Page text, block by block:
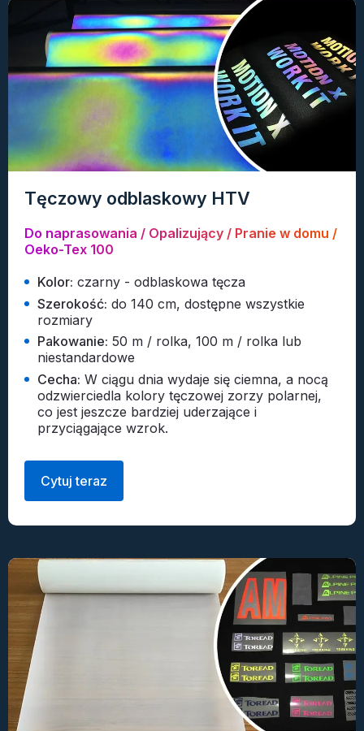
Tęczowy odblaskowy HTV
Do naprasowania / Opalizujący / Pranie w domu /
Oeko-Tex 100
Kolor: czarny - odblaskowa tęcza
Szerokość: do 140 cm, dostępne wszystkie
rozmiary
Pakowanie: 50 m / rolka, 100 m / rolka lub
niestandardowe
Cecha: W ciągu dnia wydaje się ciemna, a nocą
odzwierciedla kolory tęczowej zorzy polarnej,
co jest jeszcze bardziej uderzające i
przyciągające wzrok.
Cytuj teraz